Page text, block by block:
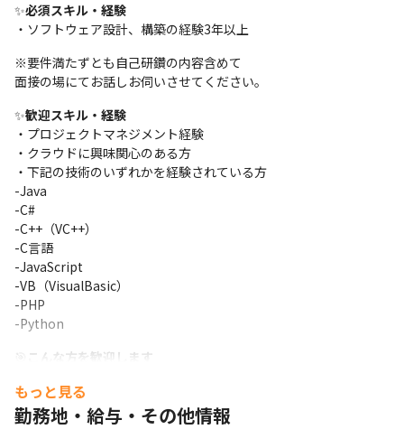
・残業月平均10h程度／私服OK
・1,000超の研修制度×76種の資格手当×評価・報酬の透明性
「働き方の安心感」と「着実なスキルアップ」が叶う環境です。
■弊社プロジェクトの特徴をご紹介❗
顧客先企業のプロジェクトですが、テクノプロ・デザイン社の社
員がチームで顧客先に入る形になり、単独で動くことは少ないで
す。
またチームは幅広い年齢層の複数の弊社エンジニアで構成されて
います。
■入社時も入社後も明確な評価基準❗
入社時の年収決定はもちろんのこと、入社後の評価基準も明確で
す。
わかりやすくお伝えすると「個人の頑張り」＋「外部評価（顧
客・営業・チームリーダー等）」がベースとなり、
年功序列ではなく、自身の成長で評価ランクを上げていくことも
可能なコンピテンシー評価となっています。
充実した成長支援制度が「個人の頑張り」＝「スキル・知識実
■収入アップにも直結する成長支援制度❗
・1,000超の研修カリキュラム／76種の資格手当あり
✨必須スキル・経験
・ソフトウェア設計、構築の経験3年以上
※要件満たずとも自己研鑽の内容含めて
面接の場にてお話しお伺いさせてください。
✨歓迎スキル・経験
・プロジェクトマネジメント経験
・クラウドに興味関心のある方
・下記の技術のいずれかを経験されている方
-Java
-C#
-C++（VC++）
-C言語
-JavaScript
-VB（VisualBasic）
-PHP
-Python
🎯
こんな方を歓迎します
・顧客との会話が好きな方
・クラウドなどの先端技術に興味がある方
もっと見る
勤務地・給与・その他情報